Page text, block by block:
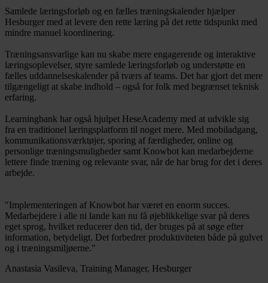
Samlede læringsforløb og en fælles træningskalender hjælper
Hesburger med at levere den rette læring på det rette tidspunkt med
mindre manuel koordinering.
Træningsansvarlige kan nu skabe mere engagerende og interaktive
læringsoplevelser, styre samlede læringsforløb og understøtte en
fælles uddannelseskalender på tværs af teams. Det har gjort det mere
tilgængeligt at skabe indhold – også for folk med begrænset teknisk
erfaring.
Learningbank har også hjulpet HeseAcademy med at udvikle sig
fra en traditionel læringsplatform til noget mere. Med mobiladgang,
kommunikationsværktøjer, sporing af færdigheder, online og
personlige træningsmuligheder samt Knowbot kan medarbejderne
lettere finde træning og relevante svar, når de har brug for det i deres
arbejde.
"Implementeringen af Knowbot har været en enorm succes.
Medarbejdere i alle ni lande kan nu få øjeblikkelige svar på deres
eget sprog, hvilket reducerer den tid, der bruges på at søge efter
information, betydeligt. Det forbedrer produktiviteten både på gulvet
og i træningsmiljøerne."
Anastasia Vasileva, Training Manager, Hesburger